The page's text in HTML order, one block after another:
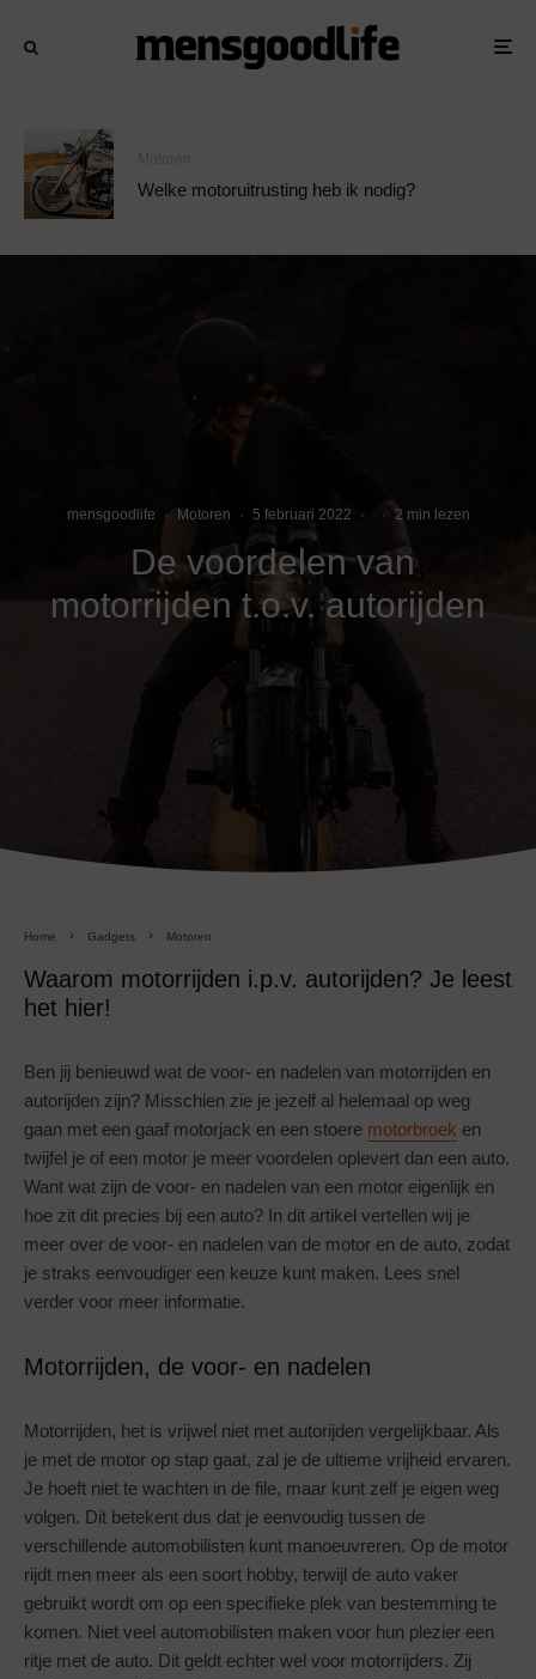
Welke motoruitrusting heb ik nodig?
mensgoodlife · Motoren · 5 februari 2022 · · 2 min lezen
De voordelen van
motorrijden t.o.v. autorijden
Home Gadgets Motoren
Waarom motorrijden i.p.v. autorijden? Je leest
het hier!
Ben jij benieuwd wat de voor- en nadelen van motorrijden en
autorijden zijn? Misschien zie je jezelf al helemaal op weg
gaan met een gaaf motorjack en een stoere motorbroek en
twijfel je of een motor je meer voordelen oplevert dan een auto.
Want wat zijn de voor- en nadelen van een motor eigenlijk en
hoe zit dit precies bij een auto? In dit artikel vertellen wij je
meer over de voor- en nadelen van de motor en de auto, zodat
je straks eenvoudiger een keuze kunt maken. Lees snel
verder voor meer informatie.
Motorrijden, de voor- en nadelen
Motorrijden, het is vrijwel niet met autorijden vergelijkbaar. Als
je met de motor op stap gaat, zal je de ultieme vrijheid ervaren.
Je hoeft niet te wachten in de file, maar kunt zelf je eigen weg
volgen. Dit betekent dus dat je eenvoudig tussen de
verschillende automobilisten kunt manoeuvreren. Op de motor
rijdt men meer als een soort hobby, terwijl de auto vaker
gebruikt wordt om op een specifieke plek van bestemming te
komen. Niet veel automobilisten maken voor hun plezier een
ritje met de auto. Dit geldt echter wel voor motorrijders. Zij